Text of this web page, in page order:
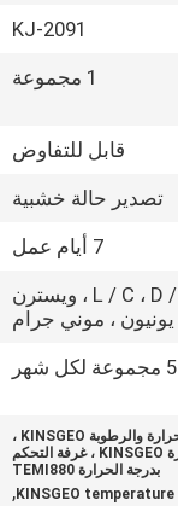
KJ-2091
1 مجموعة
قابل للتفاوض
تصدير حالة خشبية
7 أيام عمل
L / C ، D / A ، D / P ، T / T ، ويسترن
يونيون ، موني جرام
شهر
غرف التحكم في درجة الحرارة والرطوبة KINSGEO ،
غرفة التحكم في درجة الحرارة KINSGEO ، غرفة التحكم
بدرجة الحرارة TEMI880
KINSGEO
,